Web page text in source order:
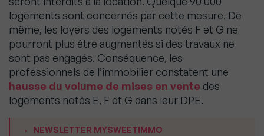
logements sont concernés par cette mesure. De
même, les loyers des logements notés F et G ne
pourront plus être augmentés si des travaux ne
sont pas engagés. Conséquence, les
professionnels de l’immobilier constatent une
hausse du volume de mises en vente des
logements notés E, F et G dans leur DPE.
NEWSLETTER MYSWEETIMMO